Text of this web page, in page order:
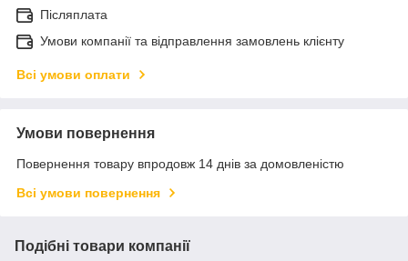
Післяплата
Умови компанії та відправлення замовлень клієнту
Всі умови оплати
Умови повернення
Повернення товару впродовж 14 днів за домовленістю
Всі умови повернення
Подібні товари компанії